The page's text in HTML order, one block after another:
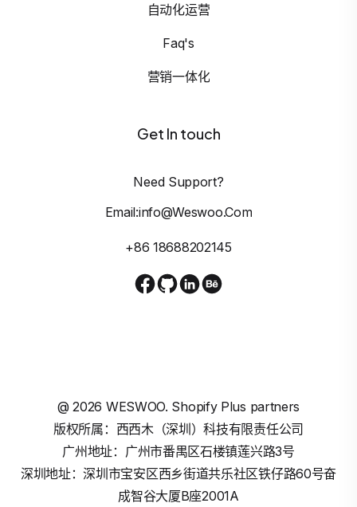
自动化运营
Faq's
营销一体化
Get In touch
Need Support?
Email:info@weswoo.com
+86 18688202145
@2026 WESWOO. Shopify Plus partners
版权所属：西西木（深圳）科技有限责任公司
广州地址：广州市番禺区石楼镇莲兴路3号
深圳地址：深圳市宝安区西乡街道共乐社区铁仔路60号奋
成智谷大厦B座2001A